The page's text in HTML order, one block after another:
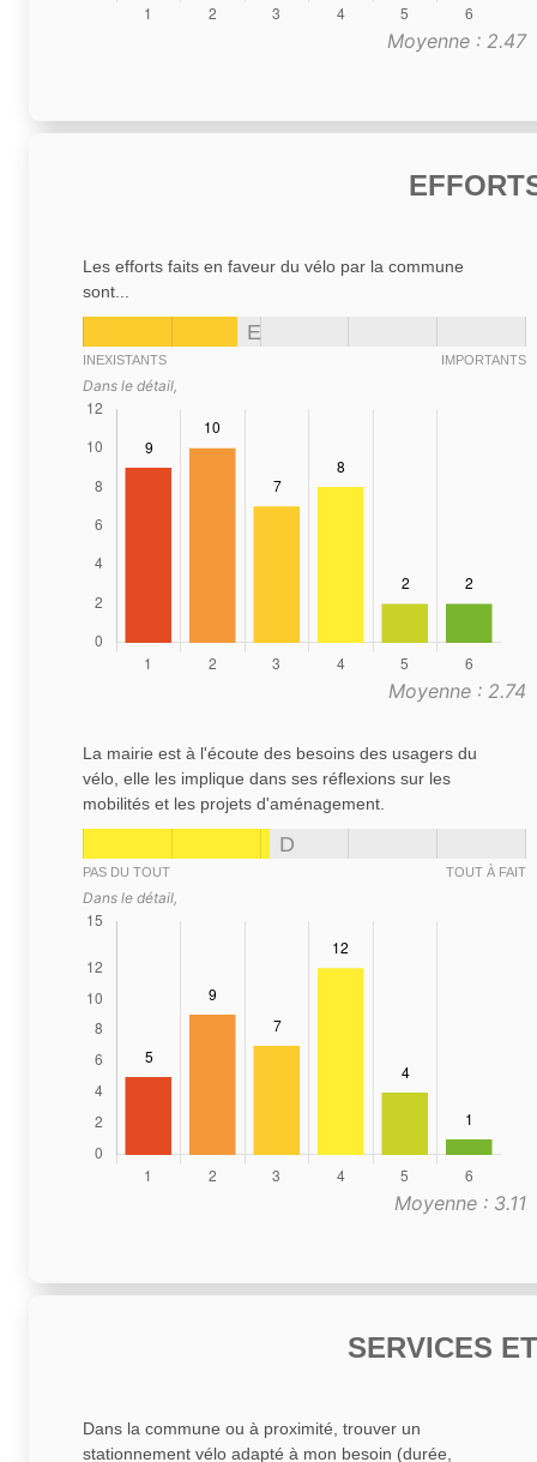
Moyenne : 2.47
Les efforts faits en faveur du vélo par la commune
sont...
E
INEXISTANTS IMPORTANTS
Dans le détail,
Moyenne : 2.74
La mairie est à l'écoute des besoins des usagers du
vélo, elle les implique dans ses réflexions sur les
mobilités et les projets d'aménagement.
D
PAS DU TOUT TOUT À FAIT
Dans le détail,
Moyenne : 3.11
SERVICES
Dans la commune ou à proximité, trouver un
stationnement vélo adapté à mon besoin (durée,